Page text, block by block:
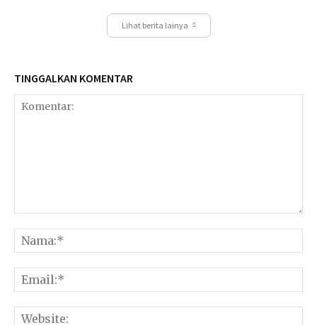
Lihat berita lainya
TINGGALKAN KOMENTAR